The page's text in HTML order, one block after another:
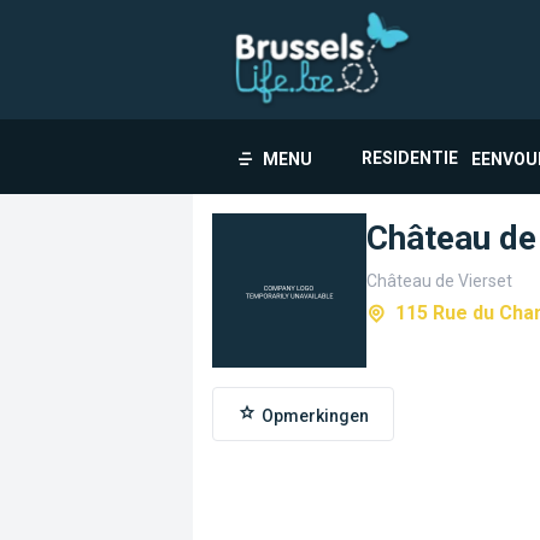
MENU RESIDENTIE
Château
Château de Vierset
115 Rue du
Opmerkingen